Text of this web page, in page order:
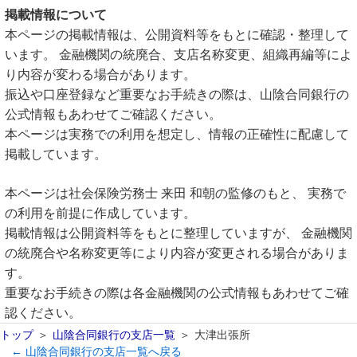
掲載情報について
本ページの掲載情報は、公開資料等をもとに確認・整理して
います。 金融機関の統廃合、支店名称変更、組織再編等によ
り内容が変わる場合があります。
振込や口座登録など重要なお手続きの際は、山陰合同銀行の
公式情報もあわせてご確認ください。
本ページは実務での利用を想定し、情報の正確性に配慮して
掲載しています。
本ページは社会保険労務士 来田 和朝の監修のもと、 実務で
の利用を前提に作成しています。
掲載情報は公開資料等をもとに整理していますが、 金融機関
の統廃合や名称変更等により内容が変更される場合がありま
す。
重要なお手続きの際は各金融機関の公式情報もあわせてご確
認ください。
トップ 山陰合同銀行の支店一覧
大津出張所
← 山陰合同銀行の支店一覧へ戻る